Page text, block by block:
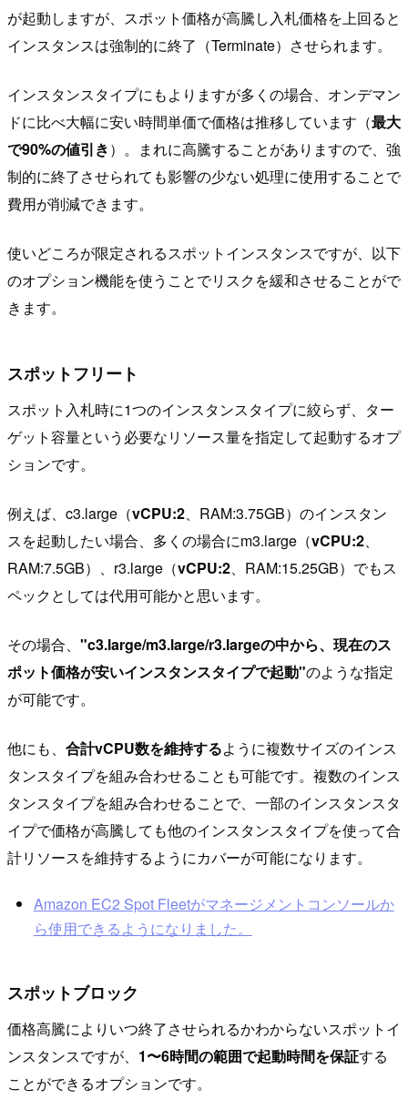
が起動しますが、スポット価格が高騰し入札価格を上回ると
インスタンスは強制的に終了（Terminate）させられます。
インスタンスタイプにもよりますが多くの場合、オンデマン
ドに比べ大幅に安い時間単価で価格は推移しています（最大
で90%の値引き）。まれに高騰することがありますので、強
制的に終了させられても影響の少ない処理に使用することで
費用が削減できます。
使いどころが限定されるスポットインスタンスですが、以下
のオプション機能を使うことでリスクを緩和させることがで
きます。
スポットフリート
スポット入札時に1つのインスタンスタイプに絞らず、ター
ゲット容量という必要なリソース量を指定して起動するオプ
ションです。
例えば、c3.large（vCPU:2、RAM:3.75GB）のインスタン
スを起動したい場合、多くの場合にm3.large（vCPU:2、
RAM:7.5GB）、r3.large（vCPU:2、RAM:15.25GB）でもス
ペックとしては代用可能かと思います。
その場合、 "c3.large/m3.large/r3.largeの中から、現在のス
ポット価格が安いインスタンスタイプで起動"のような指定
が可能です。
他にも、 合計vCPU数を維持するように複数サイズのインス
タンスタイプを組み合わせることも可能です。複数のインス
タンスタイプを組み合わせることで、一部のインスタンスタ
イプで価格が高騰しても他のインスタンスタイプを使って合
計リソースを維持するようにカバーが可能になります。
Amazon EC2 Spot Fleetがマネージメントコンソールか
ら使用できるようになりました。
スポットブロック
価格高騰によりいつ終了させられるかわからないスポットイ
ンスタンスですが、 1〜6時間の範囲で起動時間を保証する
ことができるオプションです。